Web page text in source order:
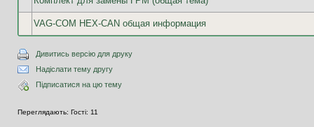
VAG-COM HEX-CAN общая информация
Дивитись версію для друку
Надіслати тему другу
Підписатися на цю тему
Переглядають: Гості: 11